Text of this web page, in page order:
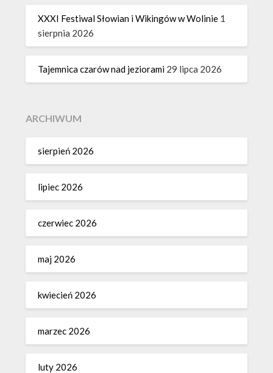
XXXI Festiwal Słowian i Wikingów w Wolinie 1
sierpnia 2026
Tajemnica czarów nad jeziorami 29 lipca 2026
ARCHIWUM
sierpień 2026
lipiec 2026
czerwiec 2026
maj 2026
kwiecień 2026
marzec 2026
luty 2026